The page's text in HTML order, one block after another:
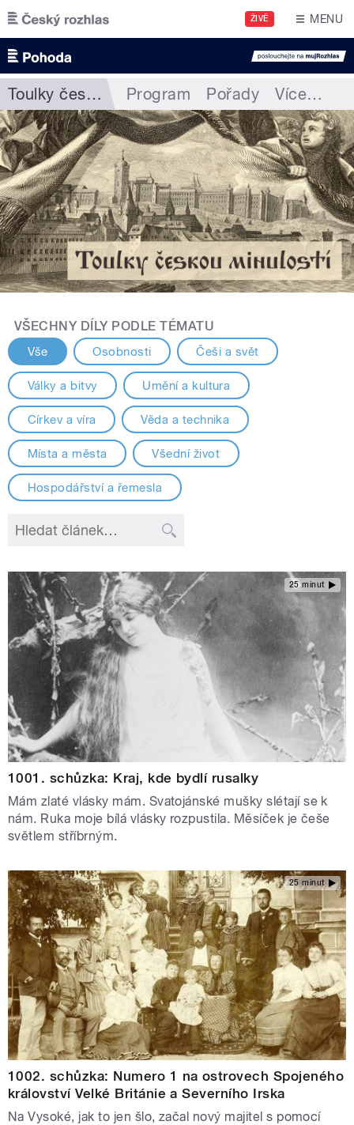
Přejít k hlavnímu obsahu
ŽIVĚ MENU
Toulky českou minulostí Program Pořady Více…
VŠECHNY DÍLY PODLE TÉMATU
Vše Osobnosti Češi a svět
Války a bitvy Umění a kultura
Církev a víra Věda a technika
Místa a města Všední život
Hospodářství a řemesla
25 minut
1001. schůzka: Kraj, kde bydlí rusalky
Mám zlaté vlásky mám. Svatojánské mušky slétají se k
nám. Ruka moje bílá vlásky rozpustila. Měsíček je češe
světlem stříbrným.
25 minut
1002. schůzka: Numero 1 na ostrovech Spojeného
království Velké Británie a Severního Irska
Na Vysoké, jak to jen šlo, začal nový majitel s pomocí